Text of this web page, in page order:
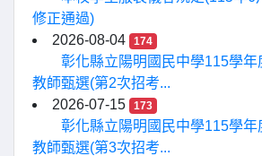
修正通過)
2026-08-04
174
彰化縣立陽明國民中學115學年
教師甄選(第2次招考...
2026-07-15
173
彰化縣立陽明國民中學115學年
教師甄選(第3次招考...